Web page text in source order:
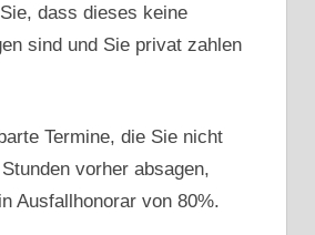
dass dieses keine
sind und Sie privat zahlen
Termine, die Sie nicht
vorher absagen,
Ausfallhonorar von 80%.